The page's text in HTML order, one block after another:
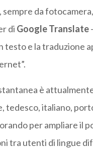
da
di Google Translate
testo e la traduzione
è
tedesco, italiano,
per ampliare il
tra utenti di lingue